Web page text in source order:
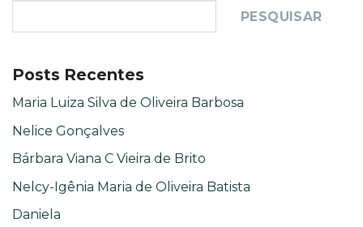
PESQUISAR
Posts Recentes
Maria Luiza Silva de Oliveira Barbosa
Nelice Gonçalves
Bárbara Viana C Vieira de Brito
Nelcy-Igênia Maria de Oliveira Batista
Daniela